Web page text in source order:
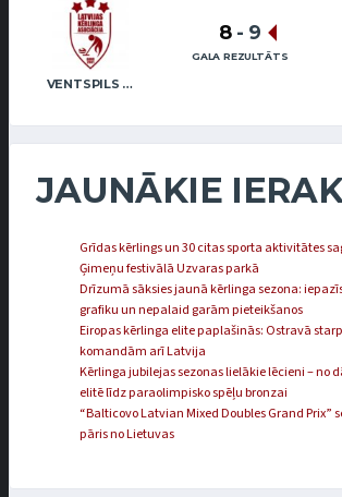
VENTSPILS NOVADS
8 - 9
GALA REZULTĀTS
JAUNĀKIE
Grīdas kērlings un 30 citas sporta aktivitātes
Ģimeņu festivālā Uzvaras parkā
Drīzumā sāksies jaunā kērlinga sezona:
grafiku un nepalaid garām pieteikšanos
Eiropas kērlinga elite paplašinās: Ostravā
komandām arī Latvija
Kērlinga jubilejas sezonas lielākie lēcieni – no
elitē līdz paraolimpisko spēļu bronzai
“Balticovo Latvian Mixed Doubles Grand Prix”
pāris no Lietuvas